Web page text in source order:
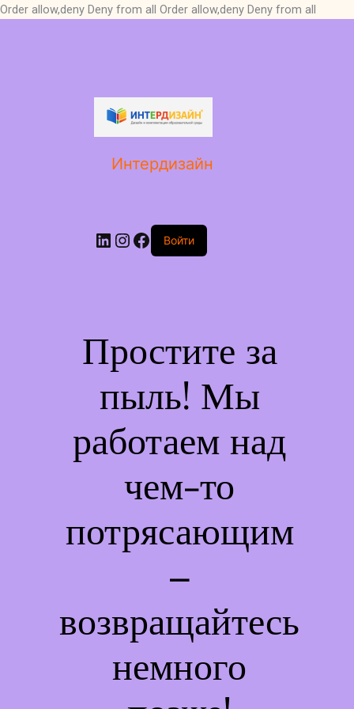
Order allow,deny Deny from all Order allow,deny Deny from all
Интердизайн
LinkedIn
Instagram
Facebook
Войти
Простите за
пыль! Мы
работаем над
чем-то
потрясающим
–
возвращайтесь
немного